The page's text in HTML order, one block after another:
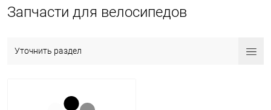
Запчасти для велосипедов
Уточнить раздел